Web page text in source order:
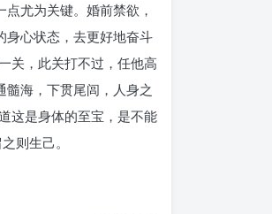
尤为关键。婚前禁欲，
身心状态，去更好地奋斗
关，此关打不过，任他高
海，下贯尾闾，人身之
这是身体的至宝，是不能
则生己。